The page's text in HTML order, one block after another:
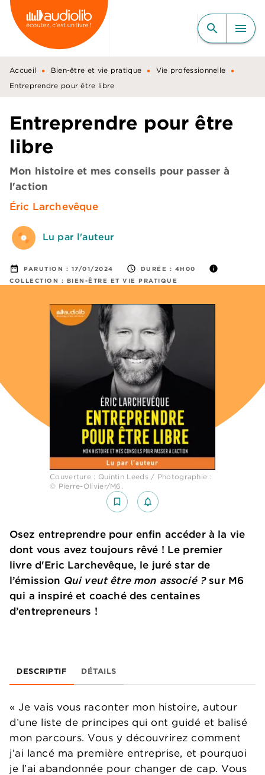
MENU RECHERCHE
CONTENU
PIED DE PAGE
search menu
Accueil • Bien-être et vie pratique • Vie professionnelle •
Entreprendre pour être libre
Entreprendre pour être
libre
Mon histoire et mes conseils pour passer à
l'action
Éric Larchevêque
Lu par l'auteur
date_range PARUTION : 17/01/2024 access_time DURÉE : 4H00 info
COLLECTION : BIEN-ÊTRE ET VIE PRATIQUE
Couverture : Quintin Leeds / Photographie :
© Pierre-Olivier/M6.
bookmark_border notifications_none_outlined
Osez entreprendre pour enfin accéder à la vie
dont vous avez toujours rêvé ! Le premier
livre d'Eric Larchevêque, le juré star de
l’émission Qui veut être mon associé ?sur M6
qui a inspiré et coaché des centaines
d’entrepreneurs !
DESCRIPTIF DÉTAILS
« Je vais vous raconter mon histoire, autour
d’une liste de principes qui ont guidé et balisé
mon parcours. Vous y découvrirez comment
j’ai lancé ma première entreprise, et pourquoi
je l’ai abandonnée pour changer de cap. Vous